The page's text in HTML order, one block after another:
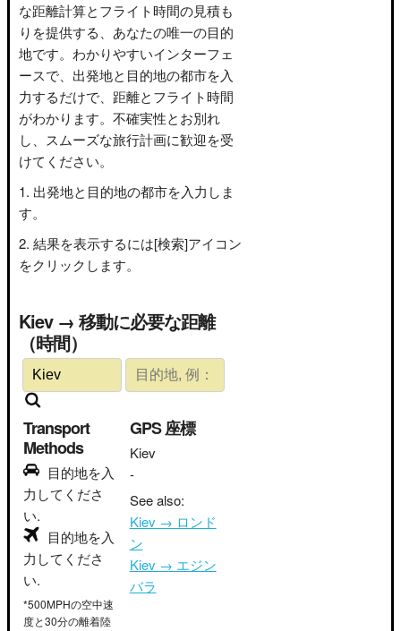
な距離計算とフライト時間の見積も
りを提供する、あなたの唯一の目的
地です。わかりやすいインターフェ
ースで、出発地と目的地の都市を入
力するだけで、距離とフライト時間
がわかります。不確実性とお別れ
し、スムーズな旅行計画に歓迎を受
けてください。
出発地と目的地の都市を入力しま
す。
結果を表示するには[検索]アイコン
をクリックします。
Kiev → 移動に必要な距離
（時間）
Transport
Methods
目的地を入
力してくださ
い.
目的地を入
力してくださ
い.
*500MPHの空中速
度と30分の離着陸
GPS 座標
Kiev
-
See also:
Kiev → ロンド
ン
Kiev → エジン
バラ